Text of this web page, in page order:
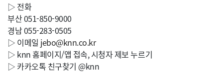
▷ 전화
부산 051-850-9000
경남 055-283-0505
▷ 이메일 jebo@knn.co.kr
▷ knn 홈페이지/앱 접속, 시청자 제보 누르기
▷ 카카오톡 친구찾기 @knn